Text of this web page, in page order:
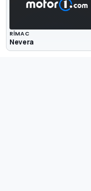
RIMAC
Nevera